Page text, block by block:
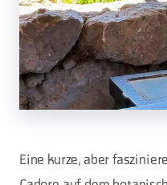
Eine kurze, aber